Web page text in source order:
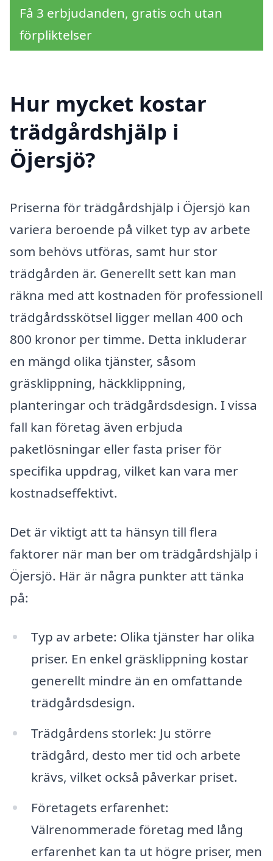
Få 3 erbjudanden, gratis och utan
förpliktelser
Hur mycket kostar
trädgårdshjälp i
Öjersjö?
Priserna för trädgårdshjälp i Öjersjö kan
variera beroende på vilket typ av arbete
som behövs utföras, samt hur stor
trädgården är. Generellt sett kan man
räkna med att kostnaden för professionell
trädgårdsskötsel ligger mellan 400 och
800 kronor per timme. Detta inkluderar
en mängd olika tjänster, såsom
gräsklippning, häckklippning,
planteringar och trädgårdsdesign. I vissa
fall kan företag även erbjuda
paketlösningar eller fasta priser för
specifika uppdrag, vilket kan vara mer
kostnadseffektivt.
Det är viktigt att ta hänsyn till flera
faktorer när man ber om trädgårdshjälp i
Öjersjö. Här är några punkter att tänka
på:
Typ av arbete: Olika tjänster har olika
priser. En enkel gräsklippning kostar
generellt mindre än en omfattande
trädgårdsdesign.
Trädgårdens storlek: Ju större
trädgård, desto mer tid och arbete
krävs, vilket också påverkar priset.
Företagets erfarenhet:
Välrenommerade företag med lång
erfarenhet kan ta ut högre priser, men